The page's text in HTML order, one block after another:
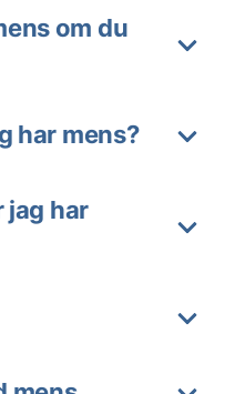
om du
har mens?
jag har